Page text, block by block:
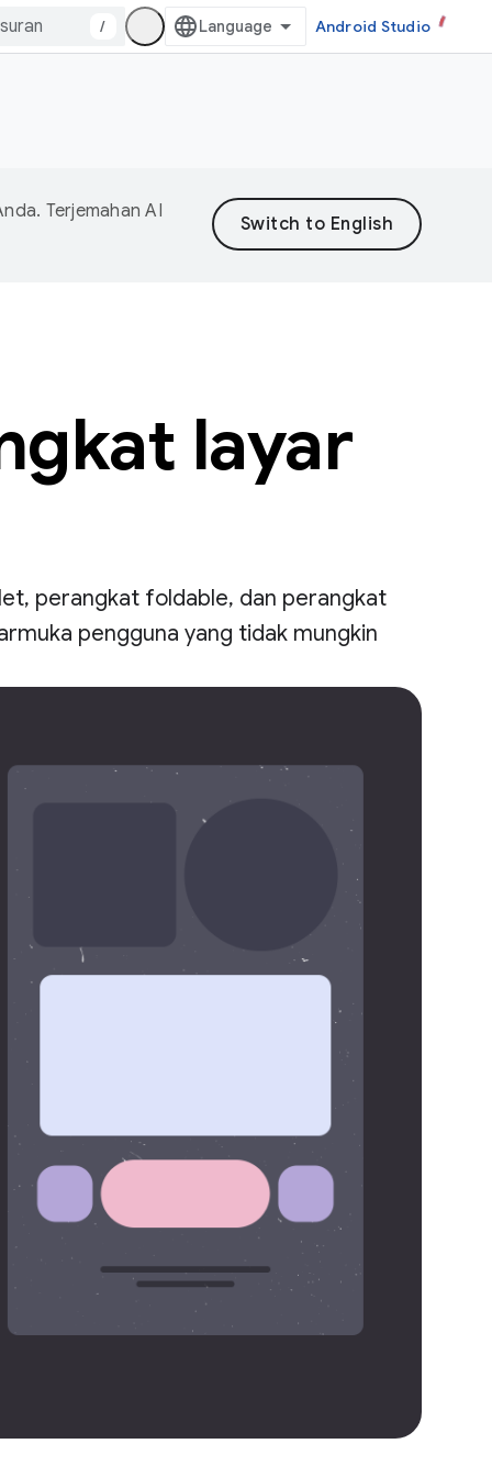
/ Android Studio
Terjemahan AI
layar
perangkat foldable, dan perangkat
pengguna yang tidak mungkin